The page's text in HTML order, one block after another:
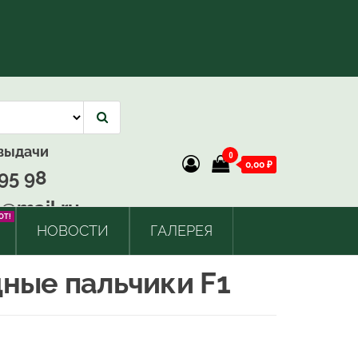
98
0
0,00 ₽
НОВОСТИ ГАЛЕРЕЯ
пальчики F1